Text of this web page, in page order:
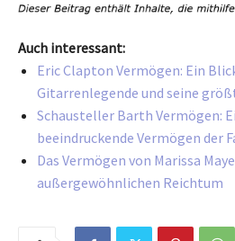
Auch interessant:
Eric Clapton Vermögen: Ein
Gitarrenlegende und seine
Schausteller Barth Vermögen:
beeindruckende Vermögen der
Das Vermögen von Marissa
außergewöhnlichen Reichtum